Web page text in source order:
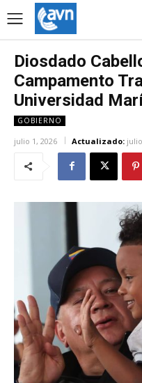
Diosdado
Campamento
Universidad
GOBIERNO
julio 1, 2026 Actualizado: